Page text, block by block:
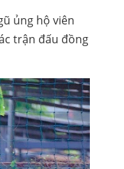
ủng hộ viên
trận đấu đồng